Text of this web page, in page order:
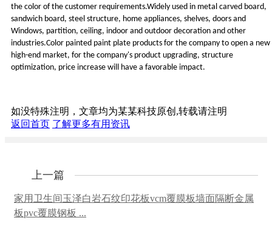
the color of the customer requirements.Widely used in metal carved board,
sandwich board, steel structure, home appliances, shelves, doors and
Windows, partition, ceiling, indoor and outdoor decoration and other
industries.Color painted paint plate products for the company to open a new
high-end market, for the company's product upgrading, structure
optimization, price increase will have a favorable impact.
如没特殊注明，文章均为某某科技原创,转载请注明
返回首页 了解更多有用资讯
上一篇
家用卫生间玉泽白岩石纹印花板vcm覆膜板墙面隔断金属
板pvc覆膜钢板 ...